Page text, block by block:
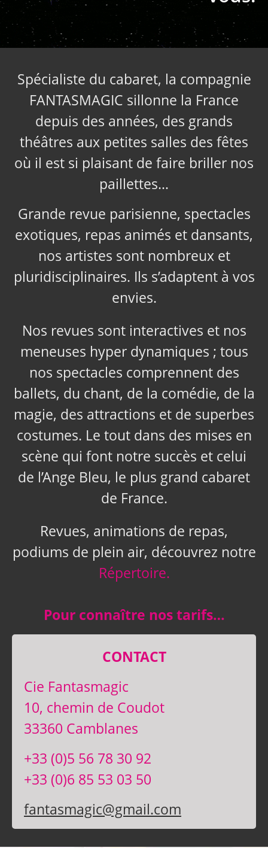
Spécialiste du cabaret, la compagnie
FANTASMAGIC sillonne la France
depuis des années, des grands
théâtres aux petites salles des fêtes
où il est si plaisant de faire briller nos
paillettes…
Grande revue parisienne, spectacles
exotiques, repas animés et dansants,
nos artistes sont nombreux et
pluridisciplinaires. Ils s’adaptent à vos
envies.
Nos revues sont interactives et nos
meneuses hyper dynamiques ; tous
nos spectacles comprennent des
ballets, du chant, de la comédie, de la
magie, des attractions et de superbes
costumes. Le tout dans des mises en
scène qui font notre succès et celui
de l’Ange Bleu, le plus grand cabaret
de France.
Revues, animations de repas,
podiums de plein air, découvrez notre
Répertoire.
Pour connaître nos tarifs…
CONTACT
Cie Fantasmagic
10, chemin de Coudot
33360 Camblanes
+33 (0)5 56 78 30 92
+33 (0)6 85 53 03 50
fantasmagic@gmail.com